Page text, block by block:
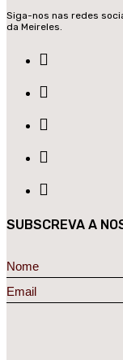
Siga-nos nas redes
da Meireles.
SUBSCREVA A